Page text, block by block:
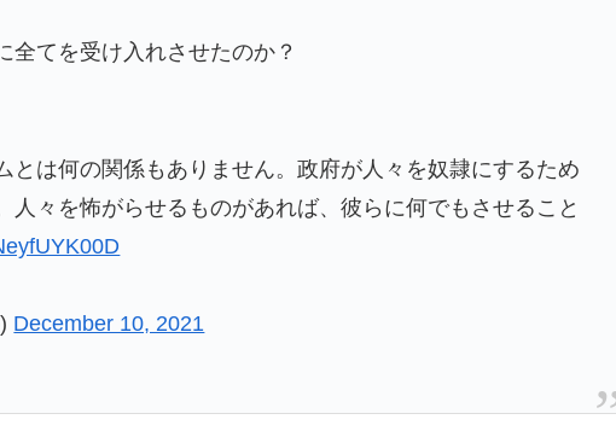
全てを受け入れさせたのか？
とは何の関係もありません。政府が人々を奴隷にするため
人々を怖がらせるものがあれば、彼らに何でもさせること
December 10, 2021